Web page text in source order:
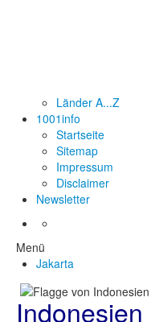
Länder A...Z
1001info
Startseite
Sitemap
Impressum
Disclaimer
Newsletter
Menü
Jakarta
Indonesien